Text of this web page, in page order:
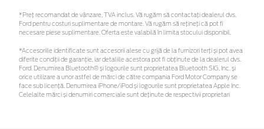
*Preţ recomandat de vânzare, TVA inclus. Vă rugăm să contactaţi dealerul dvs.
Ford pentru costuri suplimentare de montare. Vă rugăm să rețineți că pot fi
necesare piese suplimentare. Oferta este valabilă în limita stocului disponibil.
*Accesoriile identificate sunt accesorii alese cu grijă de la furnizori terți și pot avea
diferite condiții de garanție, iar detaliile acestora pot fi obținute de la dealerul dvs.
Ford. Denumirea Bluetooth® și logourile sunt proprietatea Bluetooth SIG, Inc. și
orice utilizare a unor astfel de mărci de către compania Ford Motor Company se
face sub licență. Denumirea iPhone/iPod și logourile sunt proprietatea Apple Inc.
Celelalte mărci și denumiri comerciale sunt deținute de respectivii proprietari